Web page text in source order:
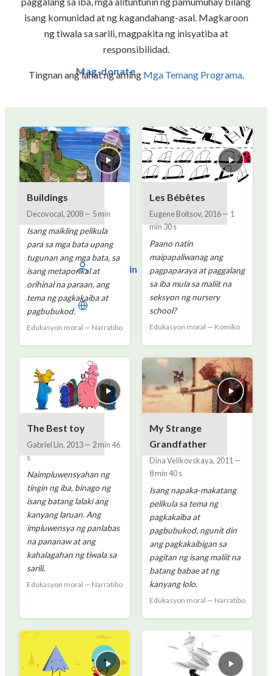
Mag-donate
Mag-login
isang komunidad at ng kagandahang-asal. Magkaroon
ng tiwala sa sarili, magpakita ng inisyatiba at
responsibilidad.
Tingnan ang lahat ng aming Mga Temang Programa.
Buildings
Decovocal, 2008— 5 min
Isang maikling pelikula
para sa mga bata upang
tugunan ang mga bata, sa
isang metaporikal at
orihinal na paraan, ang
tema ng pagkakaiba at
pagbubukod.
Edukasyon moral — Narratibo
Les Bébêtes
Eugene Boitsov, 2016— 1
min 30 s
Paano natin
maipapaliwanag ang
pagpaparaya at paggalang
sa iba mula sa maliit na
seksyon ng nursery
school?
Edukasyon moral — Komiko
The Best toy
Gabriel Lin, 2013— 2 min 46
s
Naimpluwensyahan ng
tingin ng iba, binago ng
isang batang lalaki ang
kanyang laruan. Ang
impluwensya ng panlabas
na pananaw at ang
kahalagahan ng tiwala sa
sarili.
Edukasyon moral — Narratibo
My Strange
Grandfather
Dina Velikovskaya, 2011 —
8 min 40 s
Isang napaka-makatang
pelikula sa tema ng
pagkakaiba at
pagbubukod, ngunit din
ang pagkakaibigan sa
pagitan ng isang maliit na
batang babae at ng
kanyang lolo.
Edukasyon moral — Narratibo